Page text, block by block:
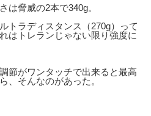
は脅威の2本で340g。
トラディスタンス（270g）って
はトレランじゃない限り強度に
節がワンタッチで出来ると最高
、そんなのがあった。